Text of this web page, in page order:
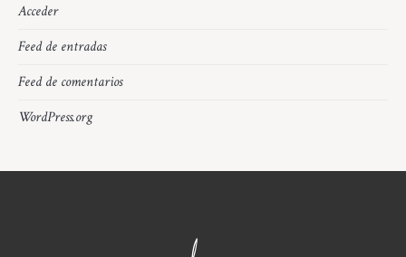
Acceder
Feed de entradas
Feed de comentarios
WordPress.org